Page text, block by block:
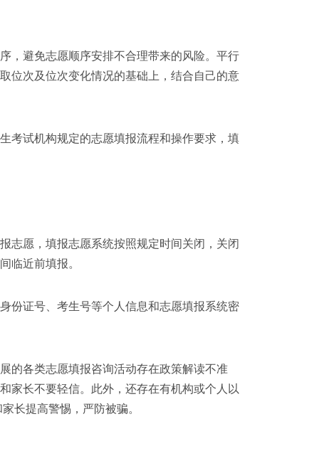
避免志愿顺序安排不合理带来的风险。平行
位次及位次变化情况的基础上，结合自己的意
试机构规定的志愿填报流程和操作要求，填
愿，填报志愿系统按照规定时间关闭，关闭
间临近前填报。
证号、考生号等个人信息和志愿填报系统密
各类志愿填报咨询活动存在政策解读不准
家长不要轻信。此外，还存在有机构或个人以
长提高警惕，严防被骗。